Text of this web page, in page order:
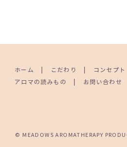
ホーム こだわり
コンセプト
アロマの読みもの
お問い合わせ
© MEADOWS AROMATHERAPY